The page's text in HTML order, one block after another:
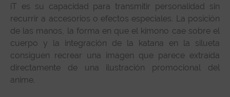
iT es su capacidad para transmitir personalidad sin
recurrir a accesorios o efectos especiales. La posición
de las manos, la forma en que el kimono cae sobre el
cuerpo y la integración de la katana en la silueta
consiguen recrear una imagen que parece extraída
directamente de una ilustración promocional del
anime.